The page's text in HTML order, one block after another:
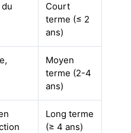
Court
terme (≤ 2
ans)
Moyen
terme (2-4
ans)
Long terme
(≥ 4 ans)